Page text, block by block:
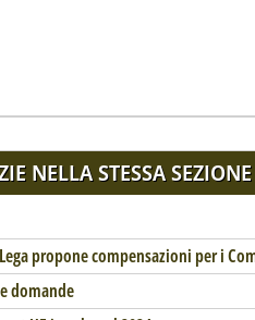
NELLA STESSA SEZIONE
propone compensazioni per i
domande